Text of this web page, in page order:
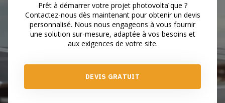
Prêt à démarrer votre projet photovoltaïque ?
Contactez-nous dès maintenant pour obtenir un devis
personnalisé. Nous nous engageons à vous fournir
une solution sur-mesure, adaptée à vos besoins et
aux exigences de votre site.
DEVIS GRATUIT